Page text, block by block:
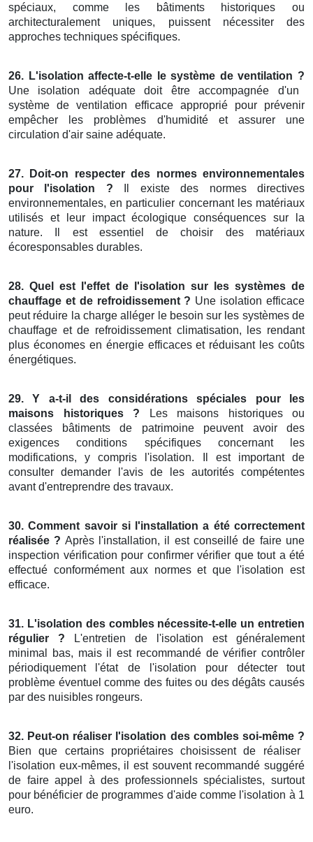
spéciaux, comme les bâtiments historiques ou
architecturalement uniques, puissent nécessiter des
approches techniques spécifiques.
26. L'isolation affecte-t-elle le système de ventilation ?
Une isolation adéquate doit être accompagnée d'un
système de ventilation efficace approprié pour prévenir
empêcher les problèmes d'humidité et assurer une
circulation d'air saine adéquate.
27. Doit-on respecter des normes environnementales
pour l'isolation ? Il existe des normes directives
environnementales, en particulier concernant les matériaux
utilisés et leur impact écologique conséquences sur la
nature. Il est essentiel de choisir des matériaux
écoresponsables durables.
28. Quel est l'effet de l'isolation sur les systèmes de
chauffage et de refroidissement ? Une isolation efficace
peut réduire la charge alléger le besoin sur les systèmes de
chauffage et de refroidissement climatisation, les rendant
plus économes en énergie efficaces et réduisant les coûts
énergétiques.
29. Y a-t-il des considérations spéciales pour les
maisons historiques ? Les maisons historiques ou
classées bâtiments de patrimoine peuvent avoir des
exigences conditions spécifiques concernant les
modifications, y compris l'isolation. Il est important de
consulter demander l'avis de les autorités compétentes
avant d'entreprendre des travaux.
30. Comment savoir si l'installation a été correctement
réalisée ? Après l'installation, il est conseillé de faire une
inspection vérification pour confirmer vérifier que tout a été
effectué conformément aux normes et que l'isolation est
efficace.
31. L'isolation des combles nécessite-t-elle un entretien
régulier ? L'entretien de l'isolation est généralement
minimal bas, mais il est recommandé de vérifier contrôler
périodiquement l'état de l'isolation pour détecter tout
problème éventuel comme des fuites ou des dégâts causés
par des nuisibles rongeurs.
32. Peut-on réaliser l'isolation des combles soi-même ?
Bien que certains propriétaires choisissent de réaliser
l'isolation eux-mêmes, il est souvent recommandé suggéré
de faire appel à des professionnels spécialistes, surtout
pour bénéficier de programmes d'aide comme l'isolation à 1
euro.